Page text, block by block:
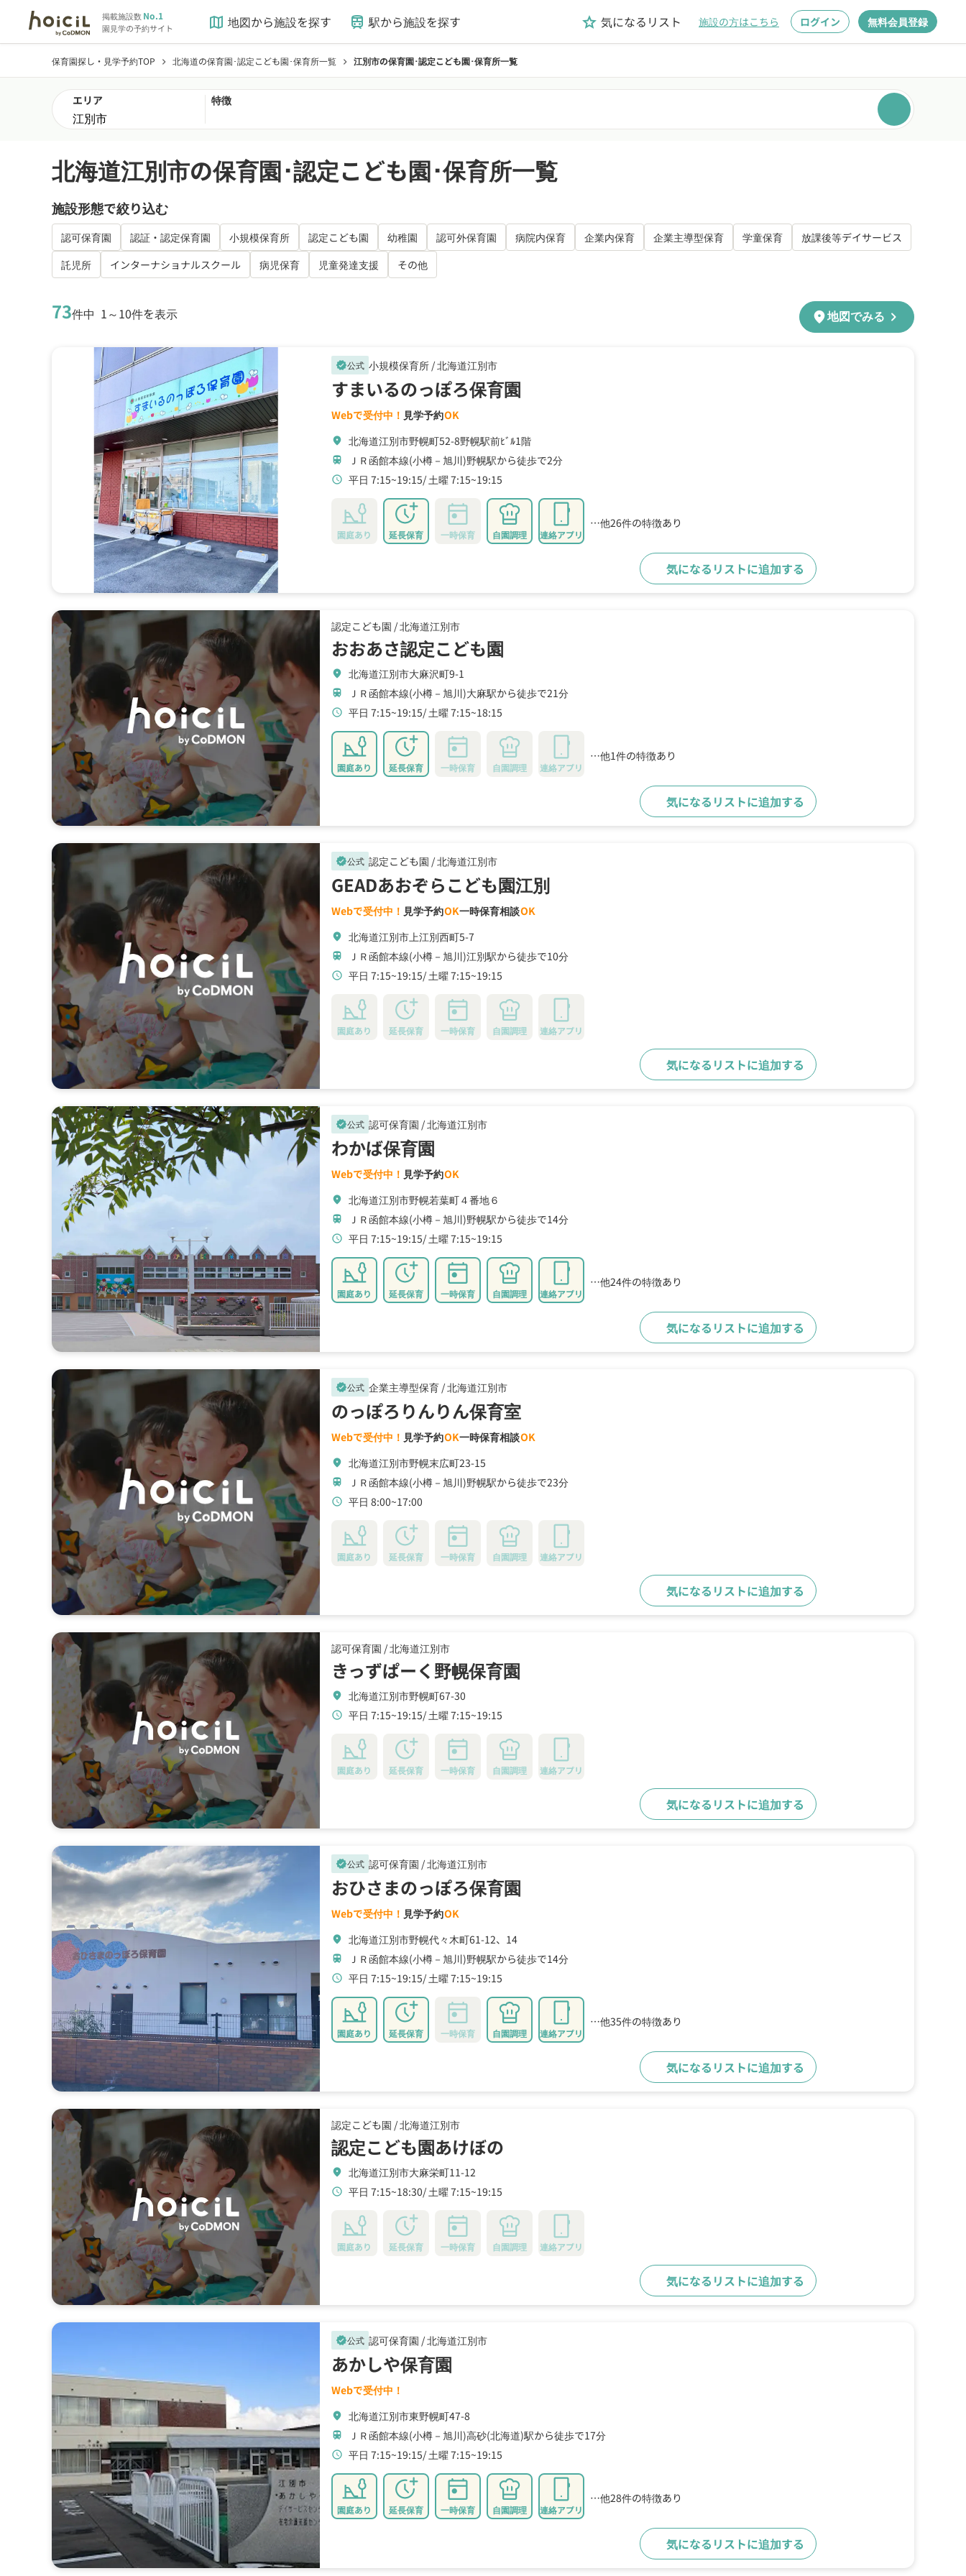
掲載施設数No.1
園見学の予約サイト map 地図から施設を探す train 駅から施設を探す grade 気になるリスト 施設の方はこちら ログイン 無料会員登録
保育園探し・見学予約TOP chevron_right 北海道の保育園･認定こども園･保育所一覧 chevron_right 江別市の保育園･認定こども園･保育所一覧
エリア 特徴
北海道江別市の保育園･認定こども園･保育所一覧
施設形態で絞り込む
認可保育園 認証・認定保育園 小規模保育所 認定こども園 幼稚園 認可外保育園 病院内保育 企業内保育 企業主導型保育 学童保育
放課後等デイサービス
託児所
インターナショナルスクール 病児保育 児童発達支援 その他
73件中 1～10件を表示 location_on地図でみる chevron_right
verified公式 小規模保育所 /北海道江別市
すまいるのっぽろ保育園
Webで受付中！ 見学予約OK
location_on 北海道江別市野幌町52-8野幌駅前ﾋﾞﾙ1階
train ＪＲ函館本線(小樽－旭川)野幌駅から徒歩で2分
schedule 平日 7:15~19:15 土曜 7:15~19:15
園庭あり 延長保育 一時保育 自園調理 連絡アプリ
…他26件の特徴あり
気になるリストに追加する
認定こども園 /北海道江別市
おおあさ認定こども園
location_on 北海道江別市大麻沢町9-1
train ＪＲ函館本線(小樽－旭川)大麻駅から徒歩で21分
schedule 平日 7:15~19:15 土曜 7:15~18:15
園庭あり 延長保育 一時保育 自園調理 連絡アプリ
…他1件の特徴あり
気になるリストに追加する
verified公式 認定こども園 /北海道江別市
GEADあおぞらこども園江別
Webで受付中！ 見学予約OK一時保育相談OK
location_on 北海道江別市上江別西町5-7
train ＪＲ函館本線(小樽－旭川)江別駅から徒歩で10分
schedule 平日 7:15~19:15 土曜 7:15~19:15
園庭あり 延長保育 一時保育 自園調理 連絡アプリ
気になるリストに追加する
verified公式 認可保育園 /北海道江別市
わかば保育園
Webで受付中！ 見学予約OK
location_on 北海道江別市野幌若葉町４番地６
train ＪＲ函館本線(小樽－旭川)野幌駅から徒歩で14分
schedule 平日 7:15~19:15 土曜 7:15~19:15
園庭あり 延長保育 一時保育 自園調理 連絡アプリ
…他24件の特徴あり
気になるリストに追加する
verified公式 企業主導型保育 /北海道江別市
のっぽろりんりん保育室
Webで受付中！ 見学予約OK一時保育相談OK
location_on 北海道江別市野幌末広町23-15
train ＪＲ函館本線(小樽－旭川)野幌駅から徒歩で23分
schedule 平日 8:00~17:00
園庭あり 延長保育 一時保育 自園調理 連絡アプリ
気になるリストに追加する
認可保育園 /北海道江別市
きっずぱーく野幌保育園
location_on 北海道江別市野幌町67-30
schedule 平日 7:15~19:15 土曜 7:15~19:15
園庭あり 延長保育 一時保育 自園調理 連絡アプリ
気になるリストに追加する
verified公式 認可保育園 /北海道江別市
おひさまのっぽろ保育園
Webで受付中！ 見学予約OK
location_on 北海道江別市野幌代々木町61-12、14
train ＪＲ函館本線(小樽－旭川)野幌駅から徒歩で14分
schedule 平日 7:15~19:15 土曜 7:15~19:15
園庭あり 延長保育 一時保育 自園調理 連絡アプリ
…他35件の特徴あり
気になるリストに追加する
認定こども園 /北海道江別市
認定こども園あけぼの
location_on 北海道江別市大麻栄町11-12
schedule 平日 7:15~18:30 土曜 7:15~19:15
園庭あり 延長保育 一時保育 自園調理 連絡アプリ
気になるリストに追加する
verified公式 認可保育園 /北海道江別市
あかしや保育園
Webで受付中！
location_on 北海道江別市東野幌町47-8
train ＪＲ函館本線(小樽－旭川)高砂(北海道)駅から徒歩で17分
schedule 平日 7:15~19:15 土曜 7:15~19:15
園庭あり 延長保育 一時保育 自園調理 連絡アプリ
…他28件の特徴あり
気になるリストに追加する